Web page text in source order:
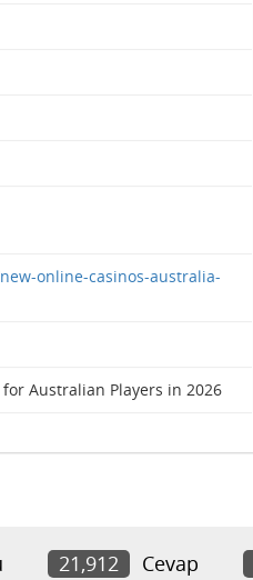
online-casinos-australia-
Australian Players in 2026
21,912 Cevap